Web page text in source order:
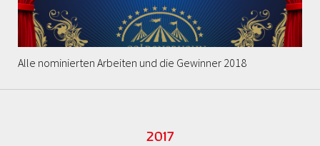
Alle nominierten Arbeiten und die Gewinner 2018
2017